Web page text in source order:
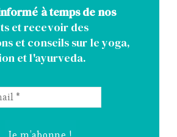
à temps de nos
et recevoir des
et conseils sur le yoga,
et l'ayurveda.
*